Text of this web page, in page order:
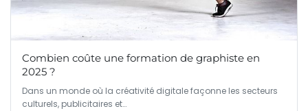
Combien coûte une formation de graphiste en
2025 ?
Dans un monde où la créativité digitale façonne les secteurs
culturels, publicitaires et…